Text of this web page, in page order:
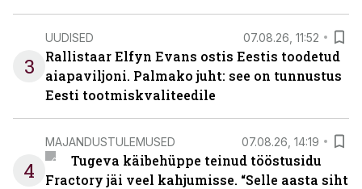
3
UUDISED 07.08.26, 11:52
Rallistaar Elfyn Evans ostis Eestis toodetud
aiapaviljoni. Palmako juht: see on tunnustus
Eesti tootmiskvaliteedile
4
MAJANDUSTULEMUSED 07.08.26, 14:19
Tugeva käibehüppe teinud tööstusidu
Fractory jäi veel kahjumisse. “Selle aasta siht